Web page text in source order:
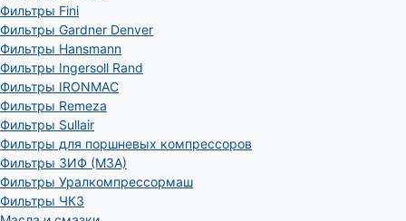
Фильтры Fini
Фильтры Gardner Denver
Фильтры Hansmann
Фильтры Ingersoll Rand
Фильтры IRONMAC
Фильтры Remeza
Фильтры Sullair
Фильтры для поршневых компрессоров
Фильтры ЗИФ (МЗА)
Фильтры Уралкомпрессормаш
Фильтры ЧКЗ